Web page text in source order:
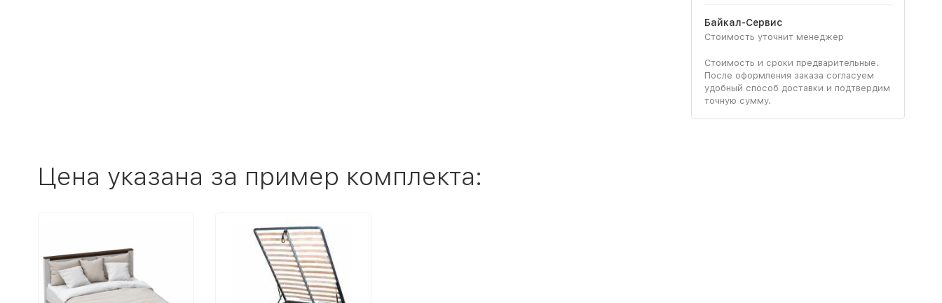
Байкал-Сервис
Стоимость уточнит менеджер
Стоимость и сроки предварительные.
После оформления заказа согласуем
удобный способ доставки и подтвердим
точную сумму.
Цена указана за пример комплекта: